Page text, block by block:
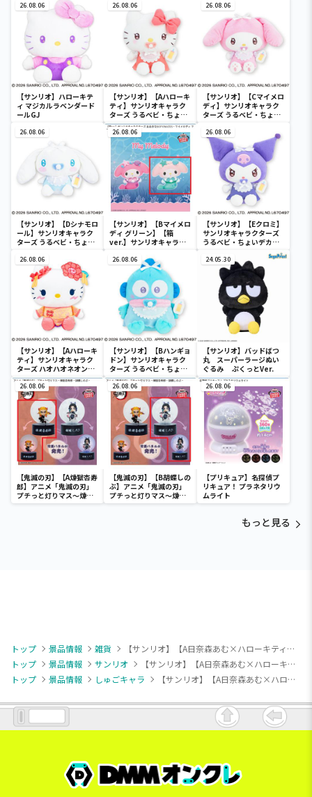
26.08.06
【サンリオ】ハローキテ
ィ マジカルラベンダード
ールGJ
26.08.06
【サンリオ】【Aハローキ
ティ】サンリオキャラク
ターズ うるベビ・ちょい
デカドール
26.08.06
【サンリオ】【Cマイメロ
ディ】サンリオキャラク
ターズ うるベビ・ちょい
26.08.06
【サンリオ】【Dシナモロ
ール】サンリオキャラク
ターズ うるベビ・ちょい
26.08.06
【サンリオ】【Bマイメロ
ディ グリーン】【箱
ver.】サンリオキャラク
SOFVIMATES～マイメロ
ディ マーメイドver. ～
26.08.06
【サンリオ】【Eクロミ】
サンリオキャラクターズ
うるベビ・ちょいデカド
26.08.06
【サンリオ】【Aハローキ
ティ】サンリオキャラク
ターズ ハオハオネオンタ
ウンドールBIGタイプ1
26.08.06
【サンリオ】【Bハンギョ
ドン】サンリオキャラク
ターズ うるベビ・ちょい
デカドール
24.05.30
【サンリオ】バッドばつ
丸 スーパーラージぬい
ぐるみ ぷくっとVer.
26.08.06
【鬼滅の刃】【A煉獄杏寿
郎】アニメ「鬼滅の刃」
プチっと灯りマス～煉獄
杏寿郎・胡蝶しのぶ～
26.08.06
【鬼滅の刃】【B胡蝶しの
ぶ】アニメ「鬼滅の刃」
プチっと灯りマス～煉獄
杏寿郎・胡蝶しのぶ～
26.08.06
【プリキュア】名探偵プ
リキュア！ プラネタリウ
ムライト
もっと見る
トップ 景品情報 雑貨
【サンリオ】【A日奈森あむ×ハローキティ】しゅごキャラ！×サンリオキャラクターズ フリル付きクッション
トップ
景品情報 サンリオ
【サンリオ】【A日奈森あむ×ハローキティ】しゅごキャラ！×サンリオキャラクターズ フリル付きクッション
トップ
景品情報 しゅごキャラ 【サンリオ】【A日奈森あむ×ハローキティ】しゅごキャラ！×サンリオキャラクターズ フリル付きクッション